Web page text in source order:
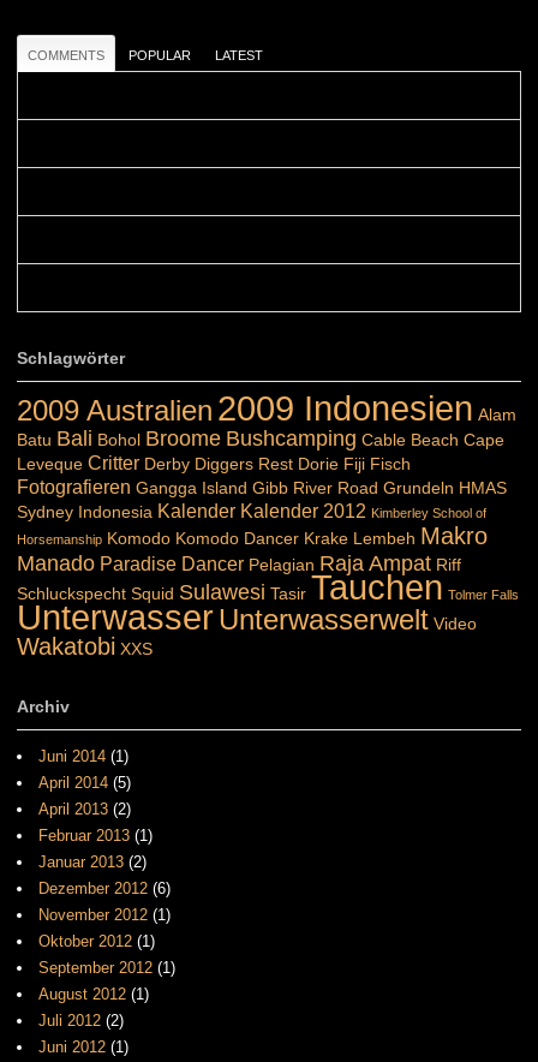
COMMENTS POPULAR LATEST
Schlagwörter
2009 Australien 2009 Indonesien Alam
Batu Bali Bohol Broome Bushcamping Cable Beach Cape
Leveque Critter Derby Diggers Rest Dorie Fiji Fisch
Fotografieren Gangga Island Gibb River Road Grundeln HMAS
Sydney Indonesia Kalender Kalender 2012 Kimberley School of
Horsemanship Komodo Komodo Dancer Krake Lembeh Makro
Manado Paradise Dancer Pelagian Raja Ampat Riff
Schluckspecht Squid Sulawesi Tasir Tauchen Tolmer Falls
UnterwasserUnterwasserwelt Video
Wakatobi XXS
Archiv
Juni 2014 (1)
April 2014 (5)
April 2013 (2)
Februar 2013 (1)
Januar 2013 (2)
Dezember 2012 (6)
November 2012 (1)
Oktober 2012 (1)
September 2012 (1)
August 2012 (1)
Juli 2012 (2)
Juni 2012 (1)